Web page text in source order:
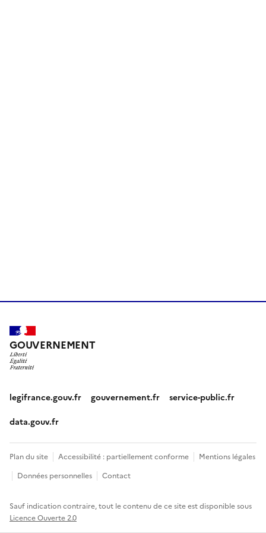
GOUVERNEMENT
legifrance.gouv.fr gouvernement.fr service-public.fr
data.gouv.fr
Plan du site Accessibilité : partiellement conforme
Mentions légales
Données personnelles
Contact
Sauf indication contraire, tout le contenu de ce site est disponible sous
Licence Ouverte 2.0